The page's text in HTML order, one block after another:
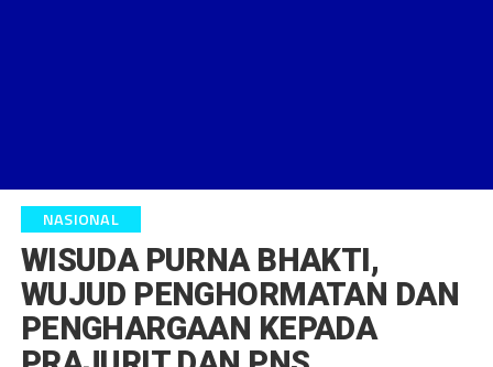
NASIONAL
WISUDA PURNA BHAKTI,
WUJUD PENGHORMATAN DAN
PENGHARGAAN KEPADA